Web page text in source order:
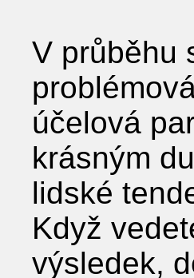
V průběhu
účelová
krásným
lidské
Když
výsledek,